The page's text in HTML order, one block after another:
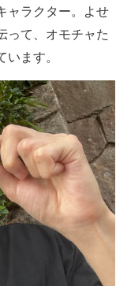
ャラクター。よせ
って、オモチャた
ます。